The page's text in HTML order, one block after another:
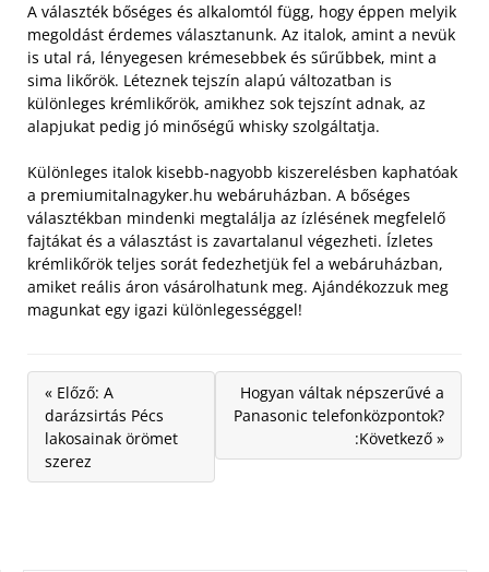
A választék bőséges és alkalomtól függ, hogy éppen melyik
megoldást érdemes választanunk. Az italok, amint a nevük
is utal rá, lényegesen krémesebbek és sűrűbbek, mint a
sima likőrök. Léteznek tejszín alapú változatban is
különleges krémlikőrök, amikhez sok tejszínt adnak, az
alapjukat pedig jó minőségű whisky szolgáltatja.
Különleges italok kisebb-nagyobb kiszerelésben kaphatóak
a premiumitalnagyker.hu webáruházban. A bőséges
választékban mindenki megtalálja az ízlésének megfelelő
fajtákat és a választást is zavartalanul végezheti. Ízletes
krémlikőrök teljes sorát fedezhetjük fel a webáruházban,
amiket reális áron vásárolhatunk meg. Ajándékozzuk meg
magunkat egy igazi különlegességgel!
« Előző: A
darázsirtás Pécs
lakosainak örömet
szerez
Hogyan váltak népszerűvé a
Panasonic telefonközpontok?
:Következő »